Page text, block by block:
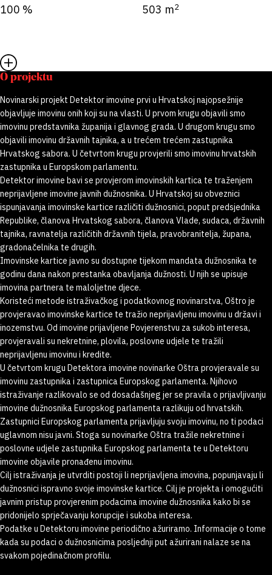
100 % 503 m2
O projektu
Novinarski projekt Detektor imovine prvi u Hrvatskoj najopsežnije
objavljuje imovinu onih koji su na vlasti. U prvom krugu objavili smo
imovinu predstavnika županija i glavnog grada. U drugom krugu smo
objavili imovinu državnih tajnika, a u trećem trećem zastupnika
Hrvatskog sabora. U četvrtom krugu provjerili smo imovinu hrvatskih
zastupnika u Europskom parlamentu.
Detektor imovine bavi se provjerom imovinskih kartica te traženjem
neprijavljene imovine javnih dužnosnika. U Hrvatskoj su obveznici
ispunjavanja imovinske kartice različiti dužnosnici, poput predsjednika
Republike, članova Hrvatskog sabora, članova Vlade, sudaca, državnih
tajnika, ravnatelja različitih državnih tijela, pravobranitelja, župana,
gradonačelnika te drugih.
Imovinske kartice javno su dostupne tijekom mandata dužnosnika te
godinu dana nakon prestanka obavljanja dužnosti. U njih se upisuje
imovina partnera te maloljetne djece.
Koristeći metode istraživačkog i podatkovnog novinarstva, Oštro je
provjeravao imovinske kartice te tražio neprijavljenu imovinu u državi i
inozemstvu. Od imovine prijavljene Povjerenstvu za sukob interesa,
provjeravali su nekretnine, plovila, poslovne udjele te tražili
neprijavljenu imovinu i kredite.
U četvrtom krugu Detektora imovine novinarke Oštra provjeravale su
imovinu zastupnika i zastupnica Europskog parlamenta. Njihovo
istraživanje razlikovalo se od dosadašnjeg jer se pravila o prijavljivanju
imovine dužnosnika Europskog parlamenta razlikuju od hrvatskih.
Zastupnici Europskog parlamenta prijavljuju svoju imovinu, no ti podaci
uglavnom nisu javni. Stoga su novinarke Oštra tražile nekretnine i
poslovne udjele zastupnika Europskog parlamenta te u Detektoru
imovine objavile pronađenu imovinu.
Cilj istraživanja je utvrditi postoji li neprijavljena imovina, popunjavaju li
dužnosnici ispravno svoje imovinske kartice. Cilj je projekta i omogućiti
javnim pristup provjerenim podacima imovine dužnosnika kako bi se
pridonijelo sprječavanju korupcije i sukoba interesa.
Podatke u Detektoru imovine periodično ažuriramo. Informacije o tome
kada su podaci o dužnosnicima posljednji put ažurirani nalaze se na
svakom pojedinačnom profilu.